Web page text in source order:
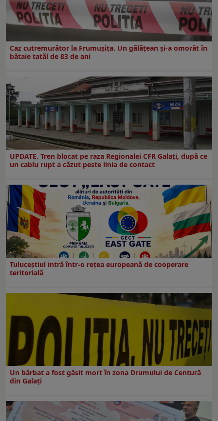
Caz cutremurător la Frumușița. Un gălățean și-a omorât în
bătaie tatăl de 83 de ani
UPDATE. Tren blocat pe raza Regionalei CFR Galați, după ce
un cablu rupt a căzut peste linia de contact
Tuluceștiul intră într-o rețea europeană de cooperare
teritorială
Un bărbat a fost găsit mort în zona Drumului de Centură
din Galați